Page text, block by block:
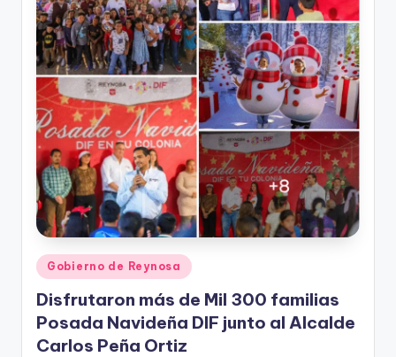
Publicado
en
Gobierno de Reynosa
Disfrutaron más de Mil 300 familias
Posada Navideña DIF junto al Alcalde
Carlos Peña Ortiz